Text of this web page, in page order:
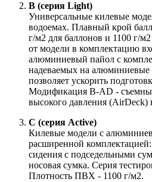
В (серия Light)
Универсальные килевые
водоемах. Плавный крой
г/м2 для баллонов и 1100 г/
от модели в комплектацию
алюминиевый пайол с
надеваемых на
позволяет ускорить
Модификация B-AD -
высокого давления (AirDeck)
C (серия Active)
Килевые модели с
расширенной
сидения с подседельными
носовая сумка. Серия
Плотность ПВХ - 1100 г/м2.